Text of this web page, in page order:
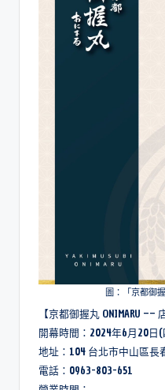
圖：「京都御
【京都御握丸 ONIMARU ––
開幕時間：2024年6月20日(
地址：104 台北市中山區長
電話：0963-803-651